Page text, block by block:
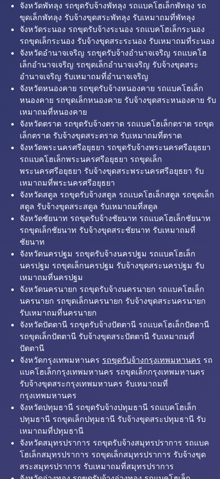
จังหวัดพัทลุง รถขุดรับจ้างพัทลุง รถแบคโฮเล็กพัทลุง รถ
ขุดเล็กพัทลุง รับจ้างขุดสระพัทลุง รับเหมาถมที่พัทลุง
จังหวัดระนอง รถขุดรับจ้างระนอง รถแบคโฮเล็กระนอง
รถขุดเล็กระนอง รับจ้างขุดสระระนอง รับเหมาถมที่ระนอง
จังหวัดอำนาจเจริญ รถขุดรับจ้างอำนาจเจริญ รถแบคโฮ
เล็กอำนาจเจริญ รถขุดเล็กอำนาจเจริญ รับจ้างขุดสระ
อำนาจเจริญ รับเหมาถมที่อำนาจเจริญ
จังหวัดหนองคาย รถขุดรับจ้างหนองคาย รถแบคโฮเล็ก
หนองคาย รถขุดเล็กหนองคาย รับจ้างขุดสระหนองคาย รับ
เหมาถมที่หนองคาย
จังหวัดตราด รถขุดรับจ้างตราด รถแบคโฮเล็กตราด รถขุด
เล็กตราด รับจ้างขุดสระตราด รับเหมาถมที่ตราด
จังหวัดพระนครศรีอยุธยา รถขุดรับจ้างพระนครศรีอยุธยา
รถแบคโฮเล็กพระนครศรีอยุธยา รถขุดเล็ก
พระนครศรีอยุธยา รับจ้างขุดสระพระนครศรีอยุธยา รับ
เหมาถมที่พระนครศรีอยุธยา
จังหวัดสตูล รถขุดรับจ้างสตูล รถแบคโฮเล็กสตูล รถขุดเล็ก
สตูล รับจ้างขุดสระสตูล รับเหมาถมที่สตูล
จังหวัดชัยนาท รถขุดรับจ้างชัยนาท รถแบคโฮเล็กชัยนาท
รถขุดเล็กชัยนาท รับจ้างขุดสระชัยนาท รับเหมาถมที่
ชัยนาท
จังหวัดนครปฐม รถขุดรับจ้างนครปฐม รถแบคโฮเล็ก
นครปฐม รถขุดเล็กนครปฐม รับจ้างขุดสระนครปฐม รับ
เหมาถมที่นครปฐม
จังหวัดนครนายก รถขุดรับจ้างนครนายก รถแบคโฮเล็ก
นครนายก รถขุดเล็กนครนายก รับจ้างขุดสระนครนายก
รับเหมาถมที่นครนายก
จังหวัดปัตตานี รถขุดรับจ้างปัตตานี รถแบคโฮเล็กปัตตานี
รถขุดเล็กปัตตานี รับจ้างขุดสระปัตตานี รับเหมาถมที่
ปัตตานี
จังหวัดกรุงเทพมหานคร รถขุดรับจ้างกรุงเทพมหานคร รถ
แบคโฮเล็กกรุงเทพมหานคร รถขุดเล็กกรุงเทพมหานคร
รับจ้างขุดสระกรุงเทพมหานคร รับเหมาถมที่
กรุงเทพมหานคร
จังหวัดปทุมธานี รถขุดรับจ้างปทุมธานี รถแบคโฮเล็ก
ปทุมธานี รถขุดเล็กปทุมธานี รับจ้างขุดสระปทุมธานี รับ
เหมาถมที่ปทุมธานี
จังหวัดสมุทรปราการ รถขุดรับจ้างสมุทรปราการ รถแบค
โฮเล็กสมุทรปราการ รถขุดเล็กสมุทรปราการ รับจ้างขุด
สระสมุทรปราการ รับเหมาถมที่สมุทรปราการ